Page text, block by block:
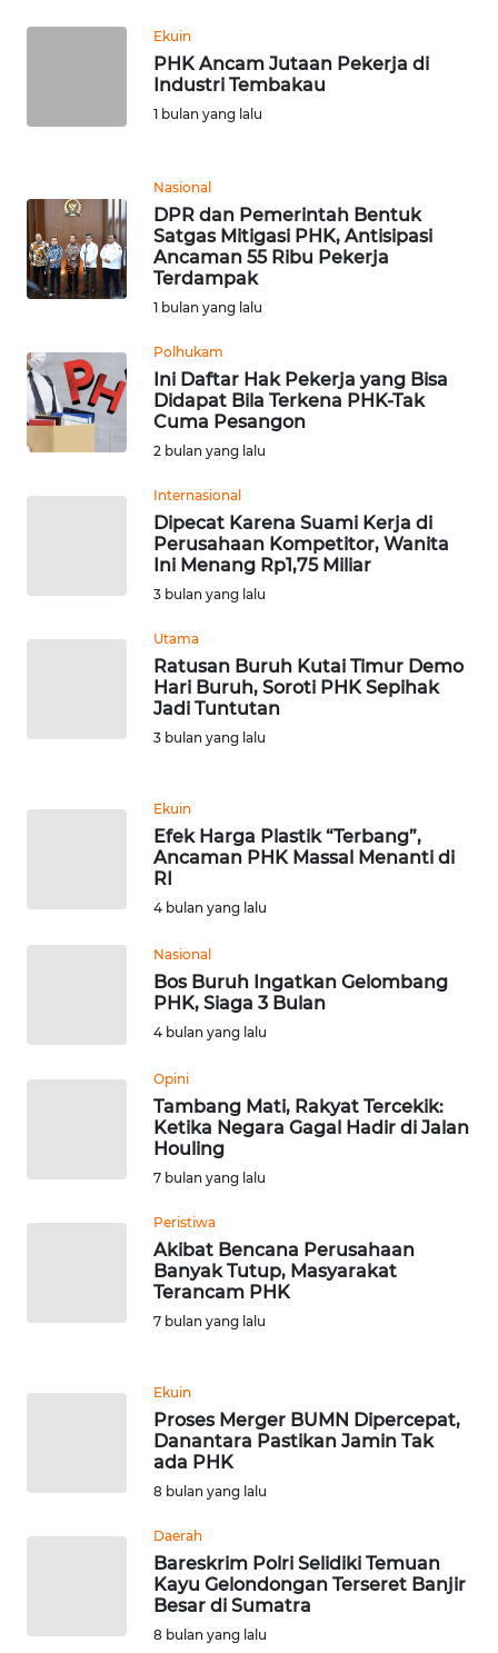
Ekuin
PHK Ancam Jutaan Pekerja di
Industri Tembakau
1 bulan yang lalu
Nasional
DPR dan Pemerintah Bentuk
Satgas Mitigasi PHK, Antisipasi
Ancaman 55 Ribu Pekerja
Terdampak
1 bulan yang lalu
Polhukam
Ini Daftar Hak Pekerja yang Bisa
Didapat Bila Terkena PHK-Tak
Cuma Pesangon
2 bulan yang lalu
Internasional
Dipecat Karena Suami Kerja di
Perusahaan Kompetitor, Wanita
Ini Menang Rp1,75 Miliar
3 bulan yang lalu
Utama
Ratusan Buruh Kutai Timur Demo
Hari Buruh, Soroti PHK Sepihak
Jadi Tuntutan
3 bulan yang lalu
Ekuin
Efek Harga Plastik “Terbang”,
Ancaman PHK Massal Menanti di
RI
4 bulan yang lalu
Nasional
Bos Buruh Ingatkan Gelombang
PHK, Siaga 3 Bulan
4 bulan yang lalu
Opini
Tambang Mati, Rakyat Tercekik:
Ketika Negara Gagal Hadir di Jalan
Houling
7 bulan yang lalu
Peristiwa
Akibat Bencana Perusahaan
Banyak Tutup, Masyarakat
Terancam PHK
7 bulan yang lalu
Ekuin
Proses Merger BUMN Dipercepat,
Danantara Pastikan Jamin Tak
ada PHK
8 bulan yang lalu
Daerah
Bareskrim Polri Selidiki Temuan
Kayu Gelondongan Terseret Banjir
Besar di Sumatra
8 bulan yang lalu
INDEKS
BERITA
KONTAK
INFO
IKLAN
SIBER
SUMUT